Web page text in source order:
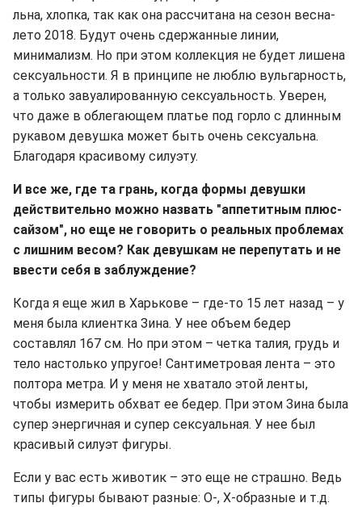
льна, хлопка, так как она рассчитана на сезон весна-
лето 2018. Будут очень сдержанные линии,
минимализм. Но при этом коллекция не будет лишена
сексуальности. Я в принципе не люблю вульгарность,
а только завуалированную сексуальность. Уверен,
что даже в облегающем платье под горло с длинным
рукавом девушка может быть очень сексуальна.
Благодаря красивому силуэту.
И все же, где та грань, когда формы девушки
действительно можно назвать "аппетитным плюс-
сайзом", но еще не говорить о реальных проблемах
с лишним весом? Как девушкам не перепутать и не
ввести себя в заблуждение?
Когда я еще жил в Харькове – где-то 15 лет назад – у
меня была клиентка Зина. У нее объем бедер
составлял 167 см. Но при этом – четка талия, грудь и
тело настолько упругое! Сантиметровая лента – это
полтора метра. И у меня не хватало этой ленты,
чтобы измерить обхват ее бедер. При этом Зина была
супер энергичная и супер сексуальная. У нее был
красивый силуэт фигуры.
Если у вас есть животик – это еще не страшно. Ведь
типы фигуры бывают разные: О-, Х-образные и т.д.